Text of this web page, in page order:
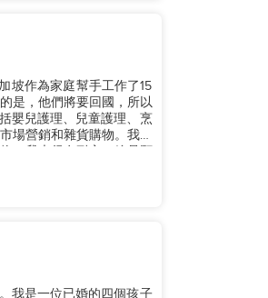
坡作為家庭幫手工作了15
是，他們將要回國，所以
嬰兒護理、兒童護理、烹
場營銷和雜貨購物。我認
我是一位已婚的四個孩子